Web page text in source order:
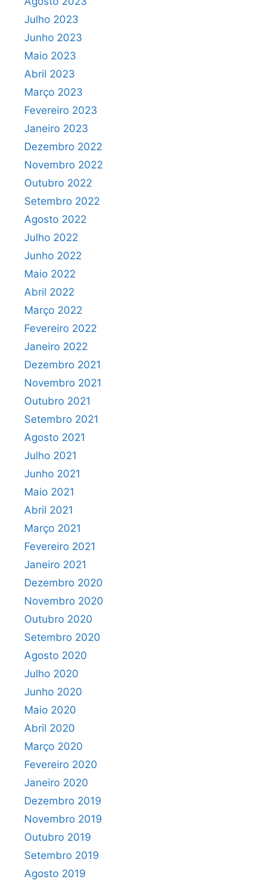
Julho 2023
Junho 2023
Maio 2023
Abril 2023
Março 2023
Fevereiro 2023
Janeiro 2023
Dezembro 2022
Novembro 2022
Outubro 2022
Setembro 2022
Agosto 2022
Julho 2022
Junho 2022
Maio 2022
Abril 2022
Março 2022
Fevereiro 2022
Janeiro 2022
Dezembro 2021
Novembro 2021
Outubro 2021
Setembro 2021
Agosto 2021
Julho 2021
Junho 2021
Maio 2021
Abril 2021
Março 2021
Fevereiro 2021
Janeiro 2021
Dezembro 2020
Novembro 2020
Outubro 2020
Setembro 2020
Agosto 2020
Julho 2020
Junho 2020
Maio 2020
Abril 2020
Março 2020
Fevereiro 2020
Janeiro 2020
Dezembro 2019
Novembro 2019
Outubro 2019
Setembro 2019
Agosto 2019